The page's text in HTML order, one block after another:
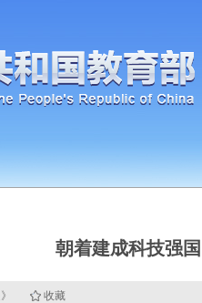
朝着建成科技强
收藏